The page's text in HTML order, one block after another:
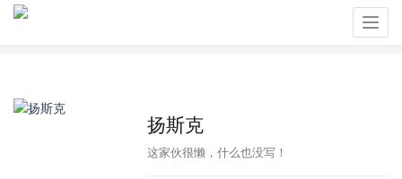
扬斯克
这家伙很懒，什么也没写！